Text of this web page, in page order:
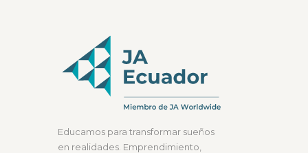
Educamos para transformar sueños
en realidades. Emprendimiento,